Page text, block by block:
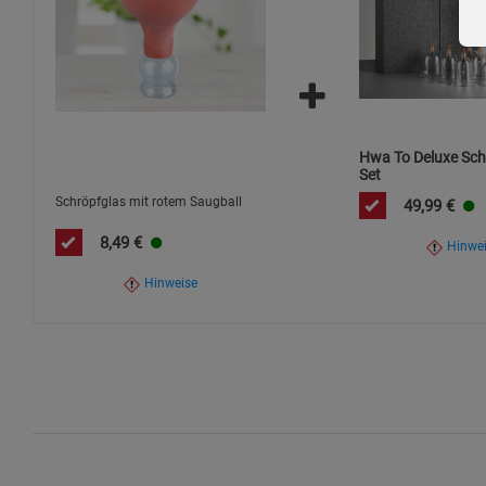
Schröpfglas mit rotem Saugball
8,49 €
Hinweise
Hwa To Deluxe
Set
49,99 €